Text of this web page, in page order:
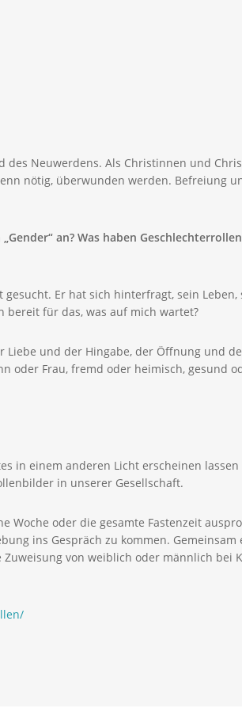
des Neuwerdens. Als Christinnen und
nötig, überwunden werden. Befreiung
an? Was haben
Er hat sich hinterfragt, sein Leben,
bereit für das, was auf mich wartet?
Liebe und der Hingabe, der Öffnung und
oder Frau, fremd oder heimisch, gesund
in einem anderen Licht erscheinen
in unserer Gesellschaft.
Woche oder die gesamte Fastenzeit
ins Gespräch zu kommen.
von weiblich oder männlich bei